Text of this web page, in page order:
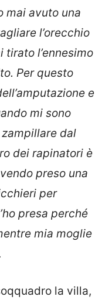
mai avuto una
l’orecchio
l’ennesimo
Per questo
e
mi sono
dal
dei rapinatori è
preso una
per
presa perché
mia moglie
la villa,